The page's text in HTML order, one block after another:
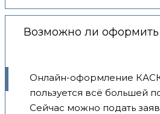
Возможно ли
Онлайн-оформление
пользуется всё большей
Сейчас можно подать